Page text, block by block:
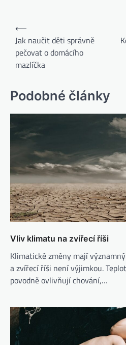
⟵
Jak naučit děti správně
pečovat o domácího
mazlíčka
Podobné články
Vliv klimatu na zvířecí říši
Klimatické změny mají
a zvířecí říši není výjimkou.
povodně ovlivňují chování,…